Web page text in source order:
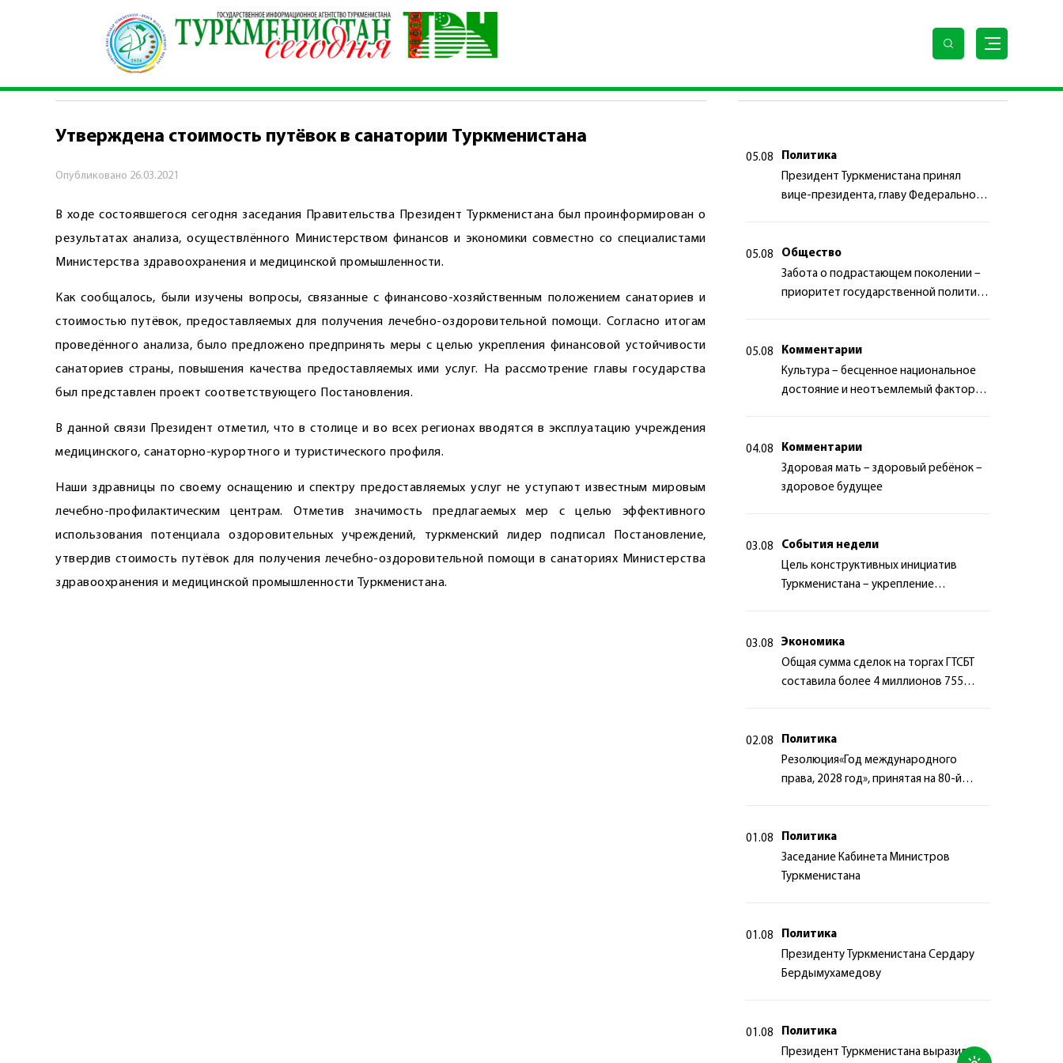
\ Общество Утверждена стоимость путёвок в санатории Туркменистана
ОБЩЕСТВО
Утверждена стоимость путёвок в санатории Туркменистана
Опубликовано 26.03.2021
В ходе состоявшегося сегодня заседания Правительства Президент Туркменистана был проинформирован о
результатах анализа, осуществлённого Министерством финансов и экономики совместно со специалистами
Министерства здравоохранения и медицинской промышленности.
Как сообщалось, были изучены вопросы, связанные с финансово-хозяйственным положением санаториев и
стоимостью путёвок, предоставляемых для получения лечебно-оздоровительной помощи. Согласно итогам
проведённого анализа, было предложено предпринять меры с целью укрепления финансовой устойчивости
санаториев страны, повышения качества предоставляемых ими услуг. На рассмотрение главы государства
был представлен проект соответствующего Постановления.
В данной связи Президент отметил, что в столице и во всех регионах вводятся в эксплуатацию учреждения
медицинского, санаторно-курортного и туристического профиля.
Наши здравницы по своему оснащению и спектру предоставляемых услуг не уступают известным мировым
лечебно-профилактическим центрам. Отметив значимость предлагаемых мер с целью эффективного
использования потенциала оздоровительных учреждений, туркменский лидер подписал Постановление,
утвердив стоимость путёвок для получения лечебно-оздоровительной помощи в санаториях Министерства
здравоохранения и медицинской промышленности Туркменистана.
05.08
Политика
Президент Туркменистана принял
вице-президента, главу Федерального
05.08
Общество
Забота о подрастающем поколении –
приоритет государственной политики
05.08
Комментарии
Культура – бесценное национальное
достояние и неотъемлемый фактор
04.08
Комментарии
Здоровая мать – здоровый ребёнок –
здоровое будущее
03.08
События недели
Цель конструктивных инициатив
Туркменистана – укрепление
03.08
Экономика
Общая сумма сделок на торгах ГТСБТ
составила более 4 миллионов 755
02.08
Политика
Резолюция«Год международного
права, 2028 год», принятая на 80-й
01.08
Политика
Заседание Кабинета Министров
Туркменистана
01.08
Политика
Президенту Туркменистана Сердару
Бердымухамедову
01.08
Политика
Президент Туркменистана выразил